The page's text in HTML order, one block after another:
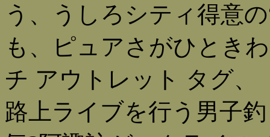
う、うしろシティ得意
も、ピュアさがひとき
チ アウトレット タグ、
路上ライブを行う男子